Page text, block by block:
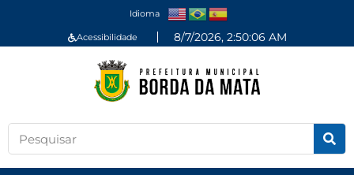
Idioma
Acessibilidade 8/7/2026, 2:50:07 AM